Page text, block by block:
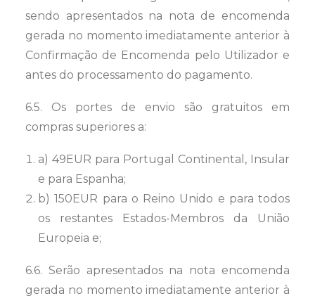
sendo apresentados na nota de encomenda
gerada no momento imediatamente anterior à
Confirmação de Encomenda pelo Utilizador e
antes do processamento do pagamento.
6.5. Os portes de envio são gratuitos em
compras superiores a:
a) 49EUR para Portugal Continental, Insular
e para Espanha;
b) 150EUR para o Reino Unido e para todos
os restantes Estados-Membros da União
Europeia e;
6.6. Serão apresentados na nota encomenda
gerada no momento imediatamente anterior à